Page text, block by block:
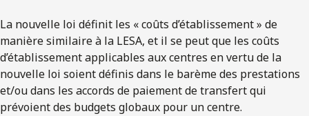
La nouvelle loi définit les « coûts d’établissement » de
manière similaire à la LESA, et il se peut que les coûts
d’établissement applicables aux centres en vertu de la
nouvelle loi soient définis dans le barème des prestations
et/ou dans les accords de paiement de transfert qui
prévoient des budgets globaux pour un centre.